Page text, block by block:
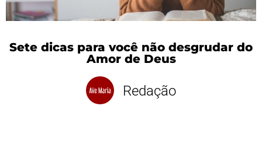
Sete dicas para você não desgrudar do
Amor de Deus
Redação